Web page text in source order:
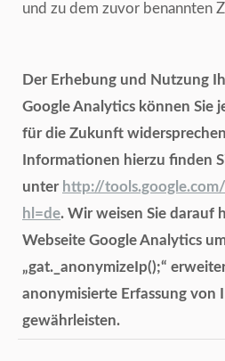
und zu dem zuvor benannten
Der Erhebung und Nutzung
Google Analytics können Sie
für die Zukunft
Informationen hierzu finden
unter http://
hl=de. Wir weisen Sie darauf
Webseite Google Analytics
„gat._anonymizeIp();“
anonymisierte Erfassung von
gewährleisten.